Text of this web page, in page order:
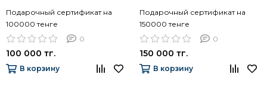
Подарочный сертификат на
100000 тенге
0
100 000 тг.
В корзину
Подарочный сертификат на
150000 тенге
0
150 000 тг.
В корзину